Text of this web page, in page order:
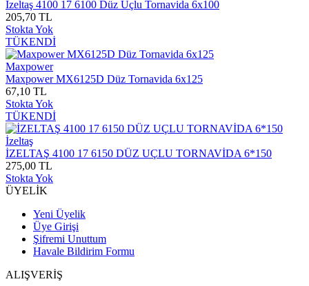
İzeltaş 4100 17 6100 Düz Uçlu Tornavida 6x100
205,70 TL
Stokta Yok
TÜKENDİ
Maxpower
Maxpower MX6125D Düz Tornavida 6x125
67,10 TL
Stokta Yok
TÜKENDİ
İzeltaş
İZELTAŞ 4100 17 6150 DÜZ UÇLU TORNAVİDA 6*150
275,00 TL
Stokta Yok
ÜYELİK
Yeni Üyelik
Üye Girişi
Şifremi Unuttum
Havale Bildirim Formu
ALIŞVERİŞ